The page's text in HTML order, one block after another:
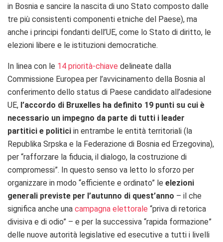
in Bosnia e sancire la nascita di uno Stato composto dalle
tre più consistenti componenti etniche del Paese), ma
anche i principi fondanti dell’UE, come lo Stato di diritto, le
elezioni libere e le istituzioni democratiche.
In linea con le 14 priorità-chiave delineate dalla
Commissione Europea per l’avvicinamento della Bosnia al
conferimento dello status di Paese candidato all’adesione
UE, l’accordo di Bruxelles ha definito 19 punti su cui è
necessario un impegno da parte di tutti i leader
partitici e politici in entrambe le entità territoriali (la
Republika Srpska e la Federazione di Bosnia ed Erzegovina),
per “rafforzare la fiducia, il dialogo, la costruzione di
compromessi”. In questo senso va letto lo sforzo per
organizzare in modo “efficiente e ordinato” le elezioni
generali previste per l’autunno di quest’anno – il che
significa anche una campagna elettorale “priva di retorica
divisiva e di odio” – e per la successiva “rapida formazione”
delle nuove autorità legislative ed esecutive a tutti i livelli